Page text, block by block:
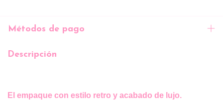
Métodos de pago
Descripción
El empaque con estilo retro y acabado de lujo.